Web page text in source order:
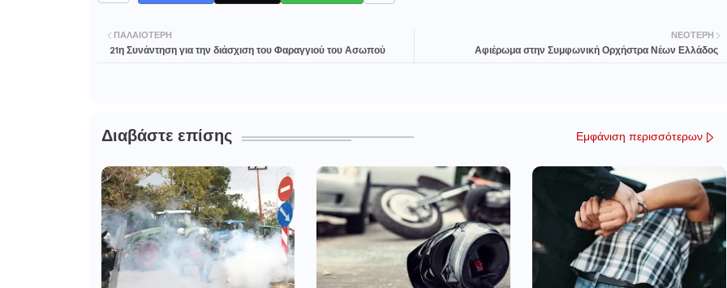
ΝΕΌΤΕΡΗ
Αφιέρωμα στην Συμφωνική Ορχήστρα Νέων Ελλάδος
ΠΑΛΑΙΌΤΕΡΗ
21η Συνάντηση για την διάσχιση του Φαραγγιού του Ασωπού
Διαβάστε επίσης Εμφάνιση περισσότερων